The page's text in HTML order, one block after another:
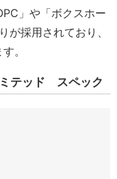
」や「ボクスホー
が採用されており、
。
テッド スペック